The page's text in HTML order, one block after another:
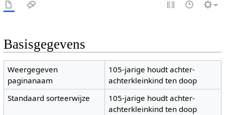
Basisgegevens
Weergegeven
paginanaam
105-jarige houdt achter-
achterkleinkind ten doop
Standaard sorteerwijze
105-jarige houdt achter-
achterkleinkind ten doop